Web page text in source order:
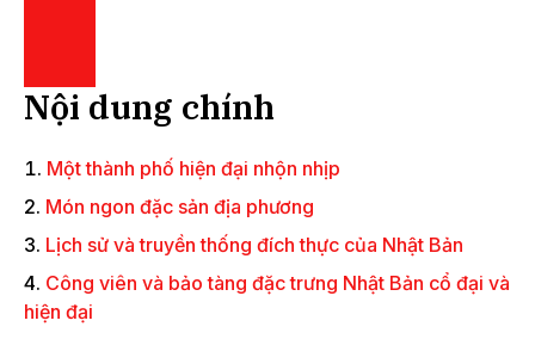
Nội dung chính
Một thành phố hiện đại nhộn nhịp
Món ngon đặc sản địa phương
Lịch sử và truyền thống đích thực của Nhật Bản
Công viên và bảo tàng đặc trưng Nhật Bản cổ đại và
hiện đại